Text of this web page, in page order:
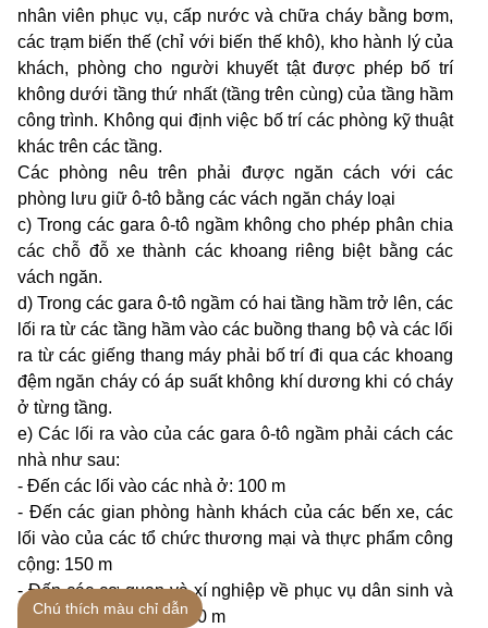
nhân viên phục vụ, cấp nước và chữa cháy bằng bơm,
các trạm biến thế (chỉ với biến thế khô), kho hành lý của
khách, phòng cho người khuyết tật được phép bố trí
không dưới tầng thứ nhất (tầng trên cùng) của tầng hầm
công trình. Không qui định việc bố trí các phòng kỹ thuật
khác trên các tầng.
Các phòng nêu trên phải được ngăn cách với các
phòng lưu giữ ô-tô bằng các vách ngăn cháy loại
c) Trong các gara ô-tô ngầm không cho phép phân chia
các chỗ đỗ xe thành các khoang riêng biệt bằng các
vách ngăn.
d) Trong các gara ô-tô ngầm có hai tầng hầm trở lên, các
lối ra từ các tầng hầm vào các buồng thang bộ và các lối
ra từ các giếng thang máy phải bố trí đi qua các khoang
đệm ngăn cháy có áp suất không khí dương khi có cháy
ở từng tầng.
e) Các lối ra vào của các gara ô-tô ngầm phải cách các
nhà như sau:
- Đến các lối vào các nhà ở: 100 m
- Đến các gian phòng hành khách của các bến xe, các
lối vào của các tổ chức thương mại và thực phẩm công
cộng: 150 m
- Đến các cơ quan và xí nghiệp về phục vụ dân sinh và
các nhà hành chính: 250 m
Chú thích màu chỉ dẫn